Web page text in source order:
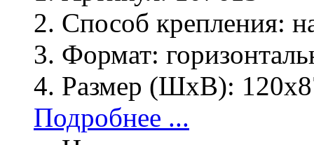
Способ крепления:
Формат:
Размер (ШхВ):
Подробнее ...